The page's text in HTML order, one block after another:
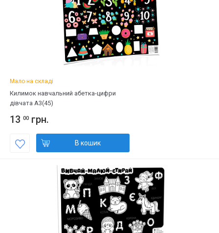
Мало на складі
Килимок навчальний абетка-цифри
дівчата А3(45)
13 00 грн.
В кошик